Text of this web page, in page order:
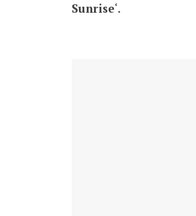
Sunrise‘.